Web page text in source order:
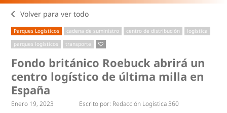
Volver para ver todo
Parques Logísticos cadena de suministro centro de distribución
logística
parques logísticos
transporte
Fondo británico Roebuck abrirá un
centro logístico de última milla en
España
Enero 19, 2023 Escrito por: Redacción Logística 360